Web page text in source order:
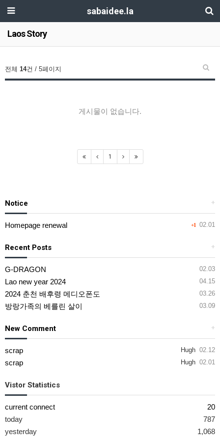
sabaidee.la
Laos Story
전체 14건 / 5페이지
게시물이 없습니다.
1
+
Notice
+1 02.01
Homepage renewal
+
Recent Posts
02.03
G-DRAGON
04.15
Lao new year 2024
03.26
2024 춘천 배후령 메디오폰도
03.09
방랑가족의 베를린 살이
+
New Comment
Hugh 02.12
scrap
Hugh 02.01
scrap
Vistor Statistics
current connect
20
today
787
yesterday
1,068